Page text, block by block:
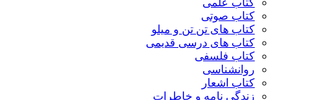
کتاب علمی
کتاب صوتی
کتاب های تن تن و میلو
کتاب های درسی قدیمی
کتاب فلسفی
روانشناسی
کتاب اشعار
زندگی نامه و خاطرات